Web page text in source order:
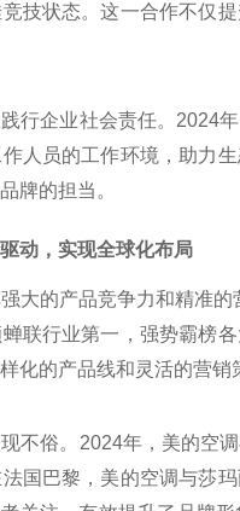
技状态。这一合作不仅
行企业社会责任。2024
人员的工作环境，助力
牌的担当。
动，实现全球化布局
大的产品竞争力和精准
联行业第一，强势霸榜
化的产品线和灵活的营销
不俗。2024年，美的空
国巴黎，美的空调与莎